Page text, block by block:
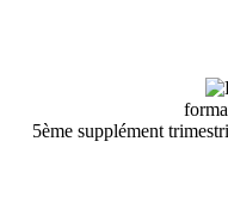
5ème supplément